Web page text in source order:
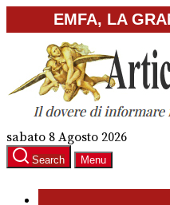
to
content
EMFA, LA
sabato 8 Agosto 2026
Search Menu